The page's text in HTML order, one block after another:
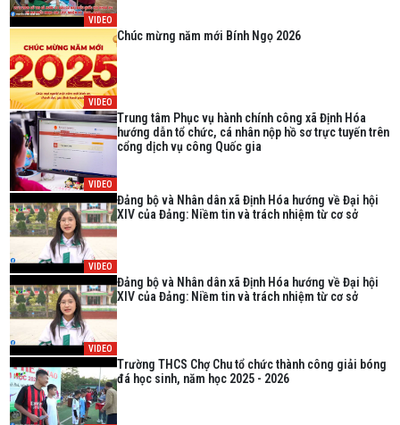
VIDEO
VIDEO
Chúc mừng năm mới Bính Ngọ 2026
VIDEO
Trung tâm Phục vụ hành chính công xã Định Hóa
hướng dẫn tổ chức, cá nhân nộp hồ sơ trực tuyến trên
cổng dịch vụ công Quốc gia
VIDEO
Đảng bộ và Nhân dân xã Định Hóa hướng về Đại hội
XIV của Đảng: Niềm tin và trách nhiệm từ cơ sở
VIDEO
Đảng bộ và Nhân dân xã Định Hóa hướng về Đại hội
XIV của Đảng: Niềm tin và trách nhiệm từ cơ sở
Trường THCS Chợ Chu tổ chức thành công giải bóng
đá học sinh, năm học 2025 - 2026